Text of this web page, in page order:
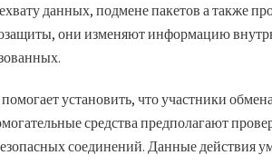
данных, подмене пакетов а также
они изменяют информацию
установить, что участники
средства предполагают
соединений. Данные действия